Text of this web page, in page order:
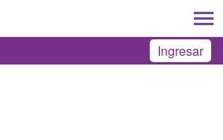
Ingresar